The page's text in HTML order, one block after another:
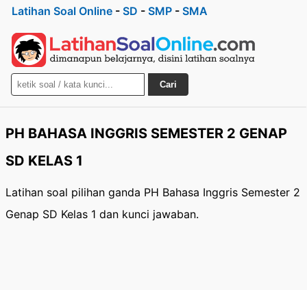
Latihan Soal Online - SD - SMP - SMA
Cari
PH BAHASA INGGRIS SEMESTER 2 GENAP
SD KELAS 1
Latihan soal pilihan ganda PH Bahasa Inggris Semester 2
Genap SD Kelas 1 dan kunci jawaban.